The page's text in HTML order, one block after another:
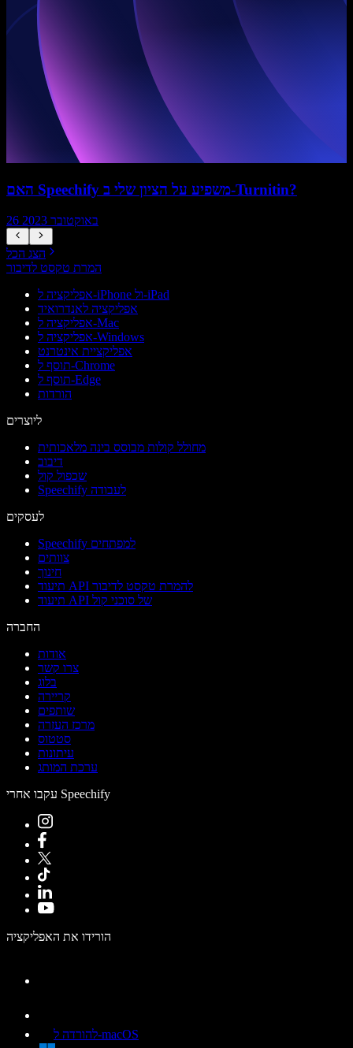
האם Speechify משפיע על הציון שלי ב-Turnitin?
26 באוקטובר 2023
הצג הכל
המרת טקסט לדיבור
אפליקציה ל-iPhone ול-iPad
אפליקציה לאנדרואיד
אפליקציה ל-Mac
אפליקציה ל-Windows
אפליקציית אינטרנט
תוסף ל-Chrome
תוסף ל-Edge
הורדות
ליוצרים
מחולל קולות מבוסס בינה מלאכותית
דיבוב
שכפול קול
Speechify לעבודה
לעסקים
Speechify למפתחים
צוותים
חינוך
תיעוד API להמרת טקסט לדיבור
תיעוד API של סוכני קול
החברה
אודות
צרו קשר
בלוג
קריירה
שותפים
מרכז העזרה
סטטוס
עיתונות
ערכת המותג
עקבו אחרי Speechify
הורידו את האפליקציה
להורדה ל-macOS